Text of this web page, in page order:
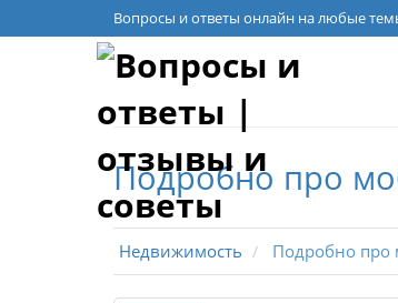
Вопросы и ответы онлайн на любые
Подробно про
Недвижимость Подробно про